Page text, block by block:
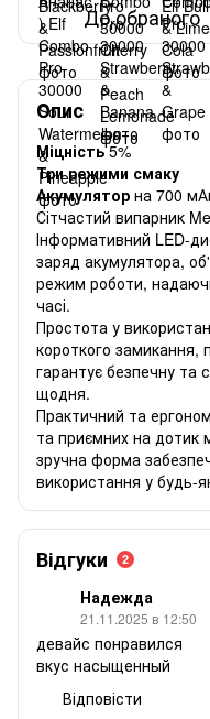
До обраного
Опис
Міцність5%
Три режими смаку
Акумулятор на 700
Сітчастий випарник
Інформативний LED-
заряд акумулятора,
режим роботи,
часі.
Простота у
короткого замикання,
гарантує безпечну та
щодня.
Практичний та
та приємних на дотик
зручна форма
використання у будь-
Відгуки 2
Надежда
21.11.2025 в 12:50
девайс понравился
вкус насыщенный
Відповісти